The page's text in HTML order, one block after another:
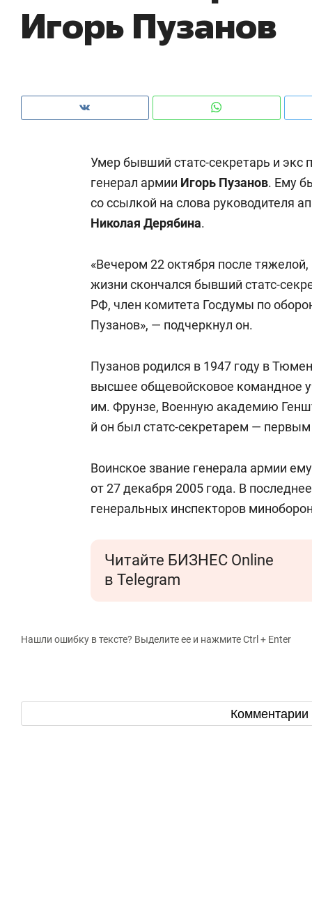
Игорь Пузанов
Умер бывший статс-секретарь и
генерал армии Игорь Пузанов. Ему
со ссылкой на слова руководителя
Николая Дерябина.
«Вечером 22 октября после
жизни скончался бывший статс-
РФ, член комитета Госдумы по
Пузанов», — подчеркнул он.
Пузанов родился в 1947 году в
высшее общевойсковое командное
им. Фрунзе, Военную академию
й он был статс-секретарем —
Воинское звание генерала армии
от 27 декабря 2005 года. В
генеральных инспекторов
Читайте БИЗНЕС Online
в Telegram
Нашли ошибку в тексте? Выделите ее и нажмите Ctrl + Enter
Комментарии
рынки, почему надо знать аксакалов и
чем интересен Оман?
Как ГК «МИР ГРУПП» и ВТБ
создают оазис жилого
комфорта под Казанью
150
ID вместо